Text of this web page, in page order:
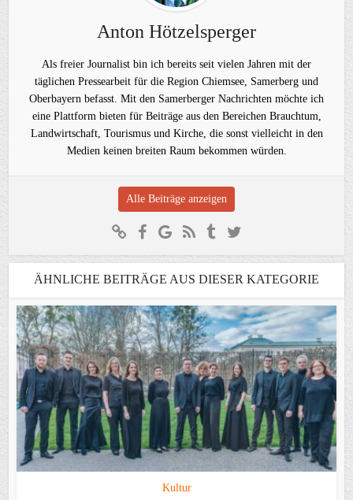
Anton Hötzelsperger
Als freier Journalist bin ich bereits seit vielen Jahren mit der
täglichen Pressearbeit für die Region Chiemsee, Samerberg und
Oberbayern befasst. Mit den Samerberger Nachrichten möchte ich
eine Plattform bieten für Beiträge aus den Bereichen Brauchtum,
Landwirtschaft, Tourismus und Kirche, die sonst vielleicht in den
Medien keinen breiten Raum bekommen würden.
Alle Beiträge anzeigen
ÄHNLICHE BEITRÄGE AUS DIESER KATEGORIE
Kultur